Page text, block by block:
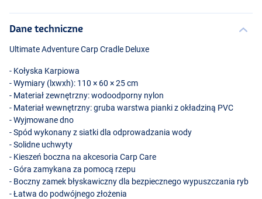
Dane techniczne
Ultimate Adventure Carp Cradle Deluxe
- Kołyska Karpiowa
- Wymiary (lxwxh): 110 × 60 × 25 cm
- Materiał zewnętrzny: wodoodporny nylon
- Materiał wewnętrzny: gruba warstwa pianki z okładziną PVC
- Wyjmowane dno
- Spód wykonany z siatki dla odprowadzania wody
- Solidne uchwyty
- Kieszeń boczna na akcesoria Carp Care
- Góra zamykana za pomocą rzepu
- Boczny zamek błyskawiczny dla bezpiecznego wypuszczania ryb
- Łatwa do podwójnego złożenia